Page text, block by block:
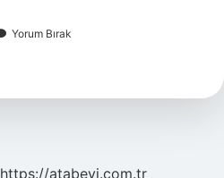
Yorum Bırak
https://atabeyi.com.tr